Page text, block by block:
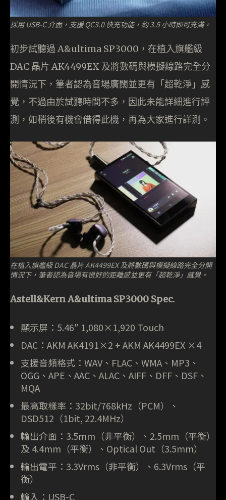
採用 USB-C 介面，支援 QC3.0 快充功能，約 3.5 小時即可充滿。
初步試聽過 A&ultima SP3000，在植入旗艦級
DAC 晶片 AK4499EX 及將數碼與模擬線路完全分
開情況下，筆者認為音場廣闊並更有「超乾淨」感
覺，不過由於試聽時間不多，因此未能詳細進行評
測，如稍後有機會借得此機，再為大家進行詳測。
在植入旗艦級 DAC 晶片 AK4499EX 及將數碼與模擬線路完全分開
情況下，筆者認為音場有很好的距離感並更有「超乾淨」感覺。
Astell&Kern A&ultima SP3000 Spec.
顯示屏：5.46″ 1,080×1,920 Touch
DAC：AKM AK4191×2 + AKM AK4499EX ×4
支援音頻格式：WAV、FLAC、WMA、MP3、
OGG、APE、AAC、ALAC、AIFF、DFF、DSF、
MQA
最高取樣率：32bit/768kHz（PCM）、
DSD512（1bit, 22.4MHz）
輸出介面：3.5mm（非平衡）、2.5mm（平衡）
及 4.4mm（平衡）、Optical Out（3.5mm）
輸出電平：3.3Vrms（非平衡）、6.3Vrms（平
衡）
輸入：USB-C